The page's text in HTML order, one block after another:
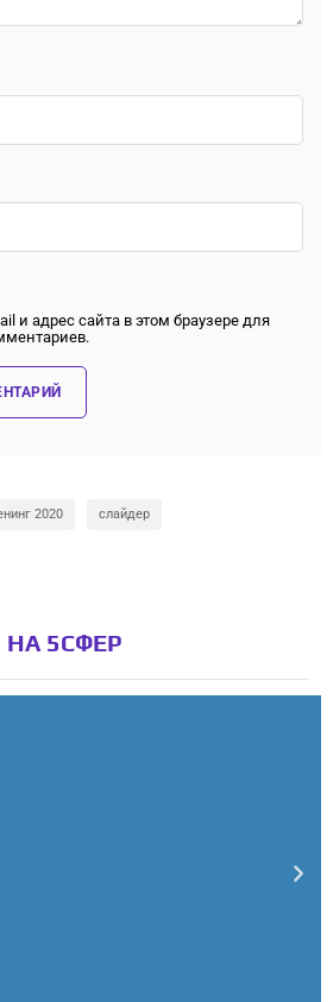
и адрес сайта в этом браузере для
2020 слайдер
5СФЕР